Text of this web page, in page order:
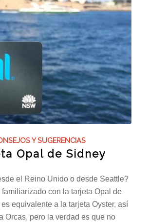
Y SUGERENCIAS
Opal de Sidney
el Reino Unido o desde Seattle?
familiarizado con la tarjeta Opal de
equivalente a la tarjeta Oyster, así
Orcas, pero la verdad es que no